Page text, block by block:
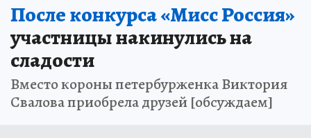
После конкурса «Мисс Россия»
участницы накинулись на
сладости
Вместо короны петербурженка Виктория
Свалова приобрела друзей [обсуждаем]